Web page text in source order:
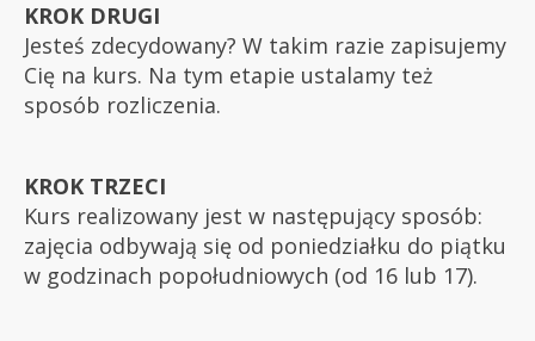
KROK DRUGI
Jesteś zdecydowany? W takim razie zapisujemy
Cię na kurs. Na tym etapie ustalamy też
sposób rozliczenia.
KROK TRZECI
Kurs realizowany jest w następujący sposób:
zajęcia odbywają się od poniedziałku do piątku
w godzinach popołudniowych (od 16 lub 17).